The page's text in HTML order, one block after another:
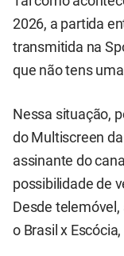
2026, a partida
transmitida na
que não tens
Nessa situação,
do Multiscreen
assinante do
possibilidade de
Desde
o Brasil x